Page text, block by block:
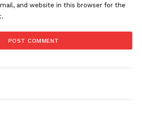
and website in this browser for the